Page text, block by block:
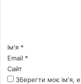
*Ім'я *
Email *
Сайт
Зберегти моє ім'я,